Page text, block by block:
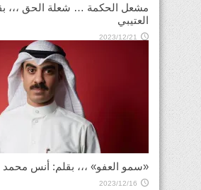
مشعل الحكمة … شعلة الحق ،،،
العتيبي
2023/12/21
«سمو العفو» ،،، بقلم: أنس محمد
2023/12/16